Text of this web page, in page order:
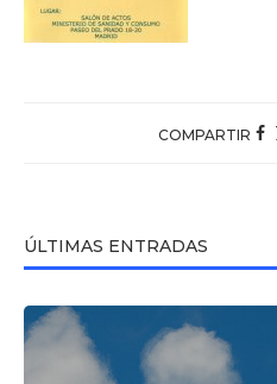
COMPARTIR
ÚLTIMAS ENTRADAS